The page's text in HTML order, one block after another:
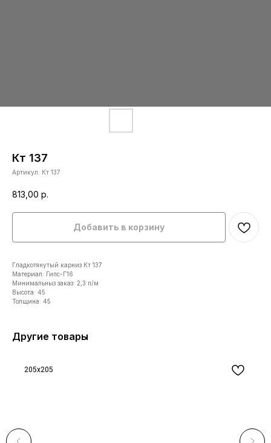
Кт 137
Артикул: Кт 137
813,00 р.
Добавить в корзину
Гладкотянутый карниз Кт 137
Материал: Гипс-Г16
Минимальныз заказ: 2,3 п/м
Высота: 45
Толщина: 45
Другие товары
205x205